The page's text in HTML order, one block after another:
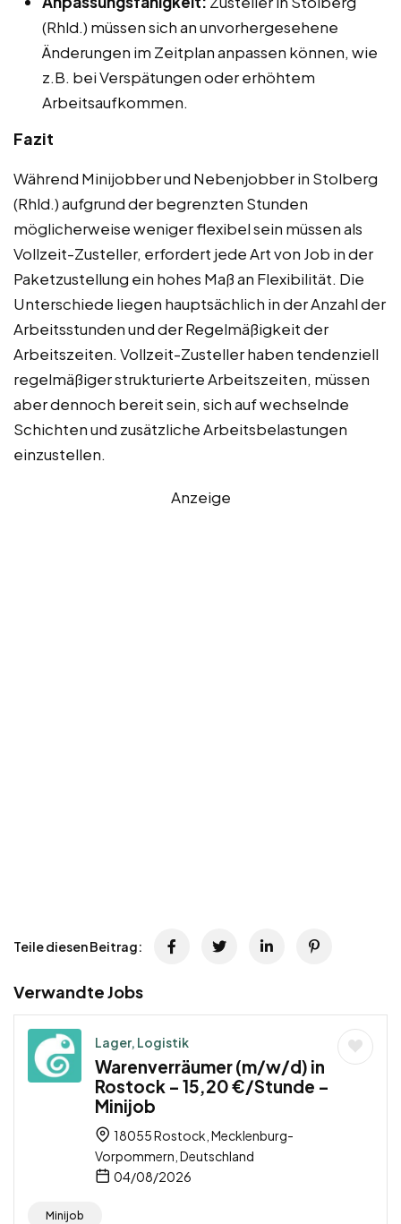
(Rhld.) müssen sich an unvorhergesehene
Änderungen im Zeitplan anpassen können, wie
z.B. bei Verspätungen oder erhöhtem
Arbeitsaufkommen.
Fazit
Während Minijobber und Nebenjobber in Stolberg
(Rhld.) aufgrund der begrenzten Stunden
möglicherweise weniger flexibel sein müssen als
Vollzeit-Zusteller, erfordert jede Art von Job in der
Paketzustellung ein hohes Maß an Flexibilität. Die
Unterschiede liegen hauptsächlich in der Anzahl der
Arbeitsstunden und der Regelmäßigkeit der
Arbeitszeiten. Vollzeit-Zusteller haben tendenziell
regelmäßiger strukturierte Arbeitszeiten, müssen
aber dennoch bereit sein, sich auf wechselnde
Schichten und zusätzliche Arbeitsbelastungen
einzustellen.
Anzeige
Teile diesen Beitrag:
Verwandte Jobs
Lager, Logistik
Warenverräumer (m/w/d) in
Rostock – 15,20 €/Stunde –
Minijob
18055 Rostock, Mecklenburg-
Vorpommern, Deutschland
04/08/2026
Minijob